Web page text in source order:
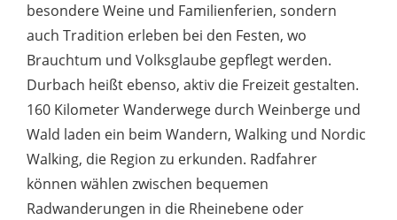
besondere Weine und Familienferien, sondern
auch Tradition erleben bei den Festen, wo
Brauchtum und Volksglaube gepflegt werden.
Durbach heißt ebenso, aktiv die Freizeit gestalten.
160 Kilometer Wanderwege durch Weinberge und
Wald laden ein beim Wandern, Walking und Nordic
Walking, die Region zu erkunden. Radfahrer
können wählen zwischen bequemen
Radwanderungen in die Rheinebene oder